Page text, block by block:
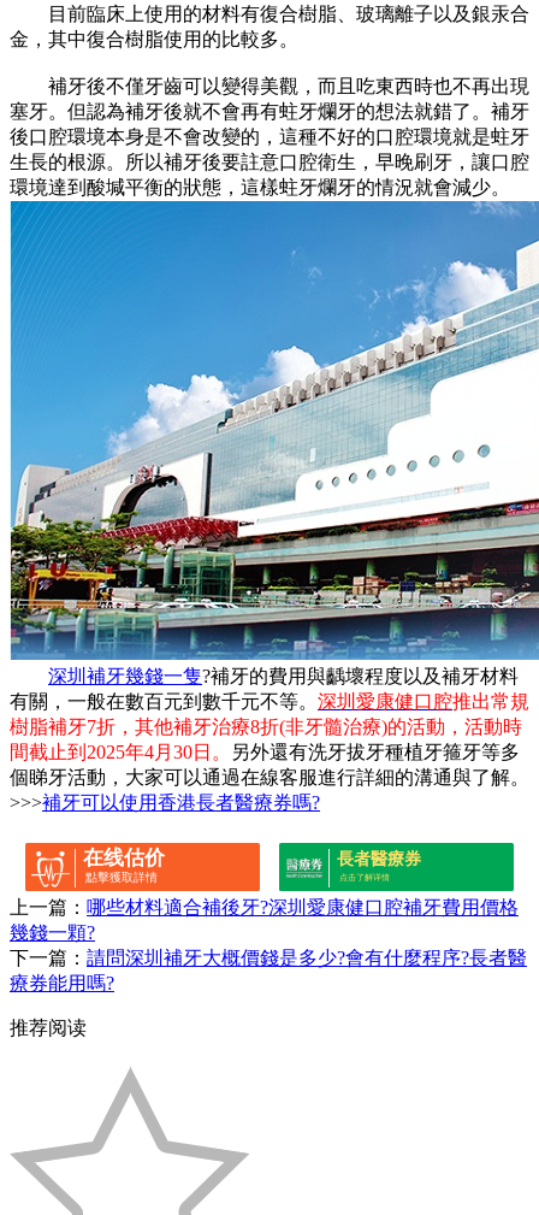
目前臨床上使用的材料有復合樹脂、玻璃離子以及銀汞合
金，其中復合樹脂使用的比較多。
補牙後不僅牙齒可以變得美觀，而且吃東西時也不再出現
塞牙。但認為補牙後就不會再有蛀牙爛牙的想法就錯了。補牙
後口腔環境本身是不會改變的，這種不好的口腔環境就是蛀牙
生長的根源。所以補牙後要註意口腔衛生，早晚刷牙，讓口腔
環境達到酸堿平衡的狀態，這樣蛀牙爛牙的情況就會減少。
深圳補牙幾錢一隻?補牙的費用與齲壞程度以及補牙材料
有關，一般在數百元到數千元不等。 深圳愛康健口腔推出常規
樹脂補牙7折，其他補牙治療8折(非牙髓治療)的活動，活動時
間截止到2025年4月30日。
另外還有洗牙拔牙種植牙箍牙等多
個睇牙活動，大家可以通過在線客服進行詳細的溝通與了解。
>>>補牙可以使用香港長者醫療券嗎?
在线估价
點擊獲取詳情
長者醫療券
点击了解详情
上一篇： 哪些材料適合補後牙?深圳愛康健口腔補牙費用價格
幾錢一顆?
下一篇： 請問深圳補牙大概價錢是多少?會有什麼程序?長者醫
療券能用嗎?
推荐阅读